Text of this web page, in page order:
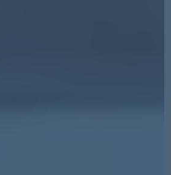
nicht veröffentlicht.